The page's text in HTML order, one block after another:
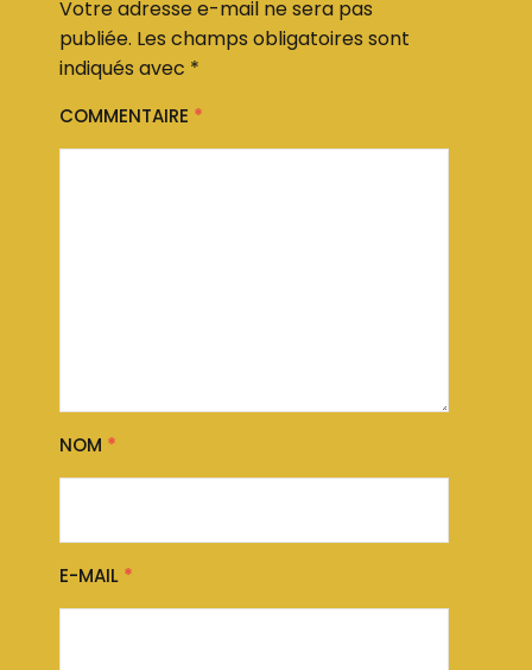
Votre adresse e-mail ne sera pas
publiée. Les champs obligatoires sont
indiqués avec *
COMMENTAIRE *
NOM *
E-MAIL *